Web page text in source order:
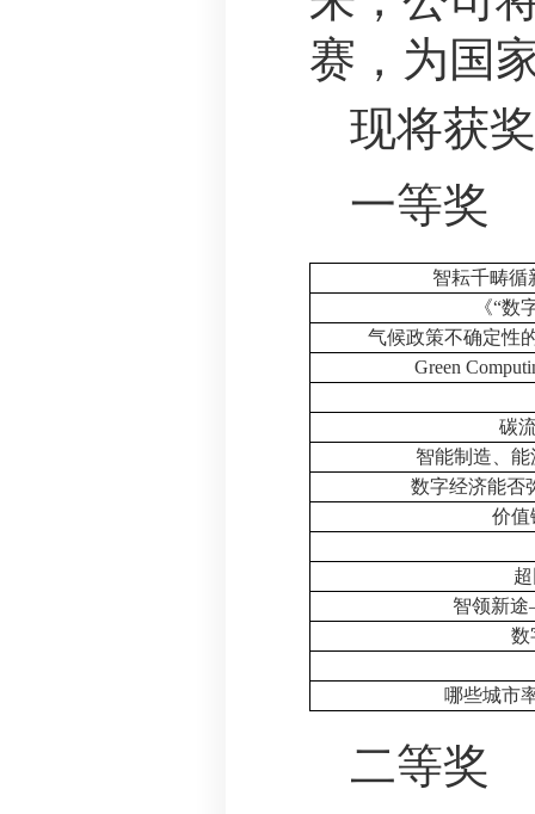
赛，为国
现将获
一等奖
智耘千畴循
《“数
气候政策不确定性
Green
碳
智能制造、
数字经济能否
价值
智领新途
数
哪些城市
二等奖